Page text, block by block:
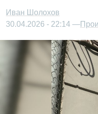
Иван Шолохов
30.04.2026 - 22:14 —